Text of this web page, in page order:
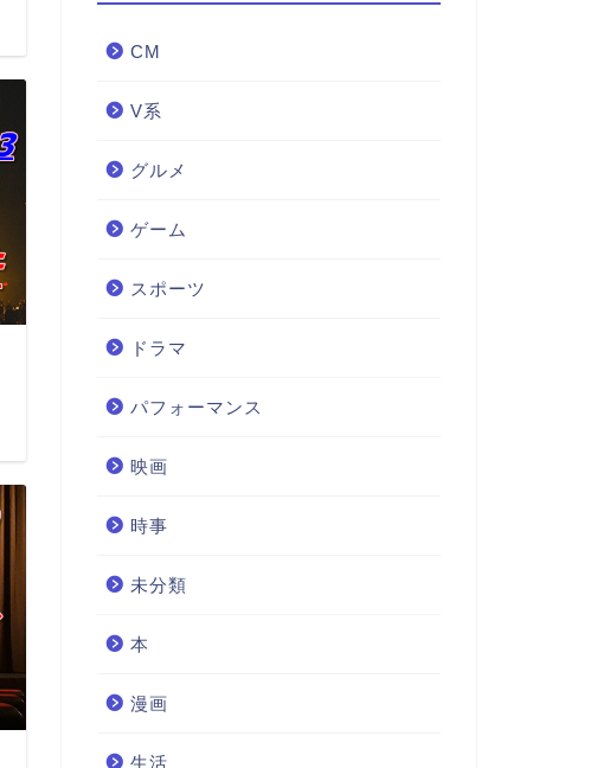
CM
V系
グルメ
ゲーム
スポーツ
ドラマ
パフォーマンス
映画
時事
未分類
本
漫画
生活